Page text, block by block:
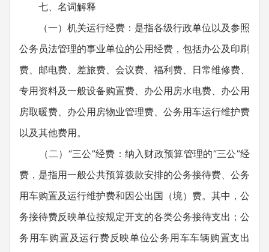
七、名词解释
（一）机关运行经费：是指各级行政单位以及参照
公务员法管理的事业单位的公用经费，包括办公及印刷
费、邮电费、差旅费、会议费、福利费、日常维修费、
专用资料及一般设备购置费、办公用房水电费、办公用
房取暖费、办公用房物业管理费、公务用车运行维护费
以及其他费用。
（二）“三公”经费：纳入财政预算管理的“三公”经
费，是指用一般公共预算拨款安排的公务接待费、公务
用车购置及运行维护费和因公出国（境）费。其中，公
务接待费反映单位按规定开支的各类公务接待支出；公
务用车购置及运行费反映单位公务用车车辆购置支出